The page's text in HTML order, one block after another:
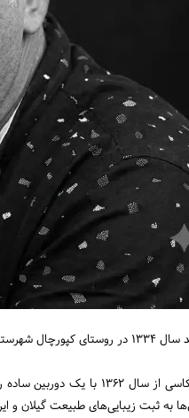
ایران بود.
به ثبت زیبایی‌های طبیعت گیلان و